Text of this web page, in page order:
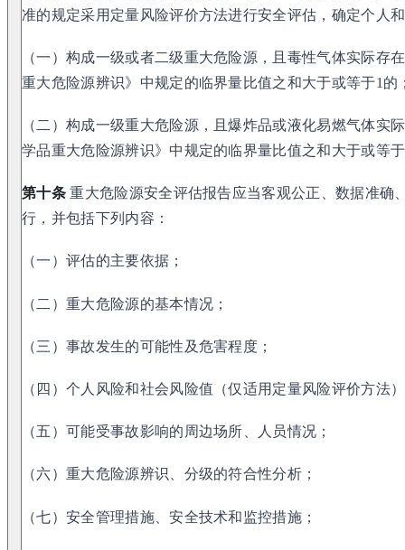
准的规定采用定量风险评价方法进行安全评估，确定个人
（一）构成一级或者二级重大危险源，且毒性气体实际存
重大危险源辨识》中规定的临界量比值之和大于或等于1的
（二）构成一级重大危险源，且爆炸品或液化易燃气体实
学品重大危险源辨识》中规定的临界量比值之和大于或等
第十条重大危险源安全评估报告应当客观公正、数据准确
行，并包括下列内容：
（一）评估的主要依据；
（二）重大危险源的基本情况；
（三）事故发生的可能性及危害程度；
（四）个人风险和社会风险值（仅适用定量风险评价方法
（五）可能受事故影响的周边场所、人员情况；
（六）重大危险源辨识、分级的符合性分析；
（七）安全管理措施、安全技术和监控措施；